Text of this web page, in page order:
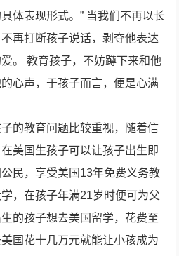
体表现形式。” 当我们不再以长
再打断孩子说话，剥夺他表达
。 教育孩子，不妨蹲下来和他
心声，于孩子而言，便是心满
的教育问题比较重视，随着信
美国生孩子可以让孩子出生即
民，享受美国13年免费义务教
，在孩子年满21岁时便可为父
的孩子想去美国留学，花费至
国花十几万元就能让小孩成为